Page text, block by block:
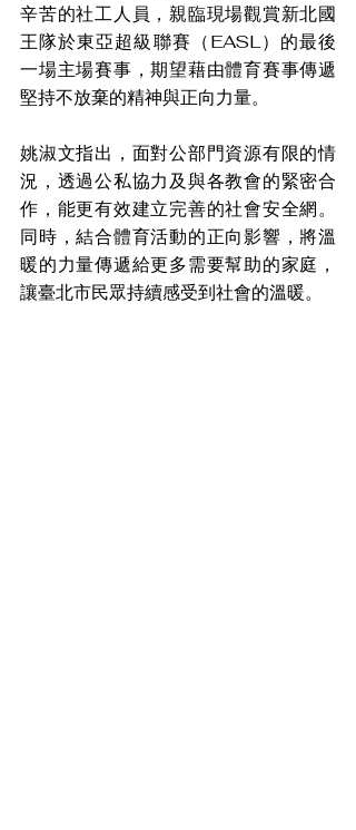
辛苦的社工人員，親臨現場觀賞新北國
王隊於東亞超級聯賽（EASL）的最後
一場主場賽事，期望藉由體育賽事傳遞
堅持不放棄的精神與正向力量。
姚淑文指出，面對公部門資源有限的情
況，透過公私協力及與各教會的緊密合
作，能更有效建立完善的社會安全網。
同時，結合體育活動的正向影響，將溫
暖的力量傳遞給更多需要幫助的家庭，
讓臺北市民眾持續感受到社會的溫暖。